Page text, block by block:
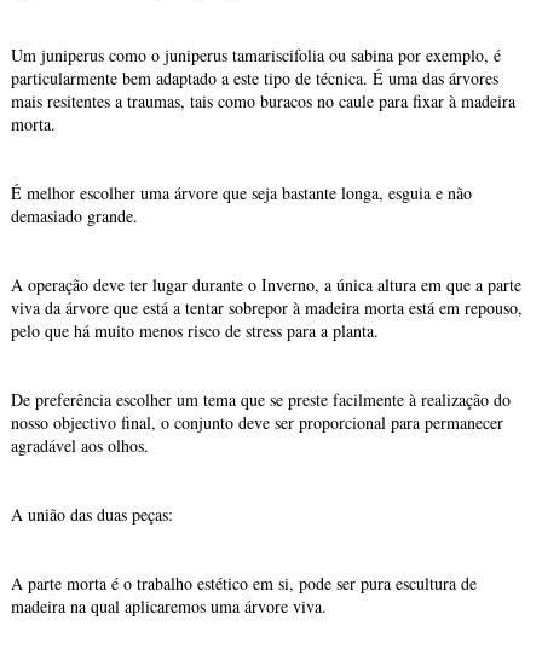
Um juniperus como o juniperus tamariscifolia ou sabina por exemplo, é
particularmente bem adaptado a este tipo de técnica. É uma das árvores
mais resitentes a traumas, tais como buracos no caule para fixar à madeira
morta.
É melhor escolher uma árvore que seja bastante longa, esguia e não
demasiado grande.
A operação deve ter lugar durante o Inverno, a única altura em que a parte
viva da árvore que está a tentar sobrepor à madeira morta está em repouso,
pelo que há muito menos risco de stress para a planta.
De preferência escolher um tema que se preste facilmente à realização do
nosso objectivo final, o conjunto deve ser proporcional para permanecer
agradável aos olhos.
A união das duas peças:
A parte morta é o trabalho estético em si, pode ser pura escultura de
madeira na qual aplicaremos uma árvore viva.